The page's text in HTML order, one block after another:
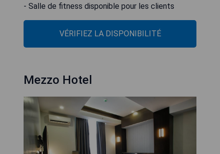
- Salle de fitness disponible pour les clients
VÉRIFIEZ LA DISPONIBILITÉ
Mezzo Hotel